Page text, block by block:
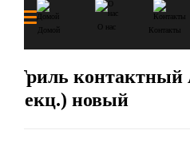
Домой О нас Контакты
Гриль
секц.) новый